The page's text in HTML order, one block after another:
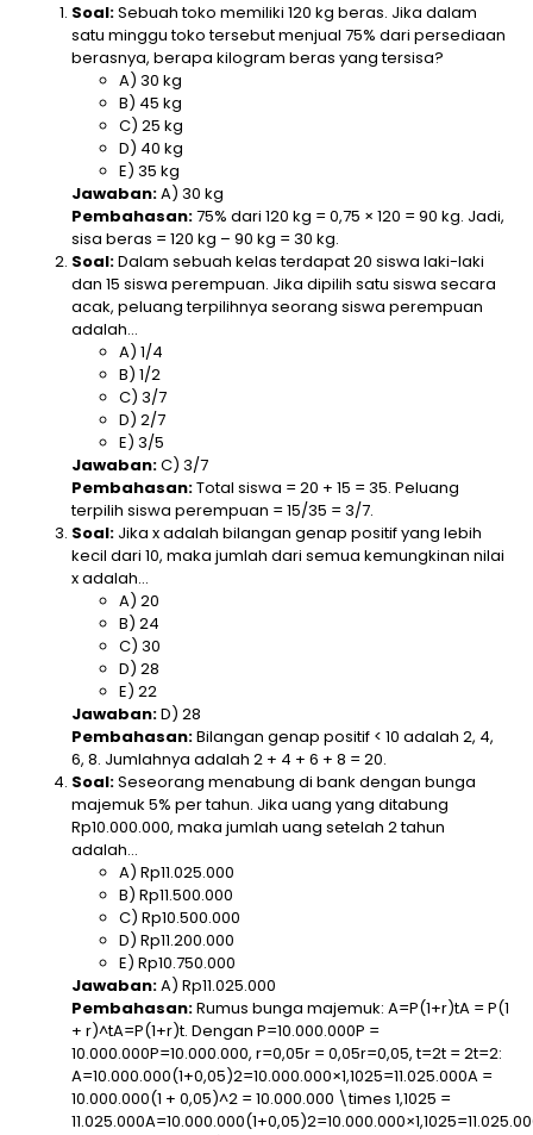
Soal:Sebuah toko memiliki 120 kg beras. Jika dalam
satu minggu toko tersebut menjual 75% dari persediaan
berasnya, berapa kilogram beras yang tersisa?
A) 30 kg
B) 45 kg
C) 25 kg
D) 40 kg
E) 35 kg
Jawaban:A) 30 kg
Pembahasan:75% dari 120 kg = 0,75 × 120 = 90 kg. Jadi,
sisa beras = 120 kg – 90 kg = 30 kg.
Soal:Dalam sebuah kelas terdapat 20 siswa laki-laki
dan 15 siswa perempuan. Jika dipilih satu siswa secara
acak, peluang terpilihnya seorang siswa perempuan
adalah…
A) 1/4
B) 1/2
C) 3/7
D) 2/7
E) 3/5
Jawaban:C) 3/7
Pembahasan:Total siswa = 20 + 15 = 35. Peluang
terpilih siswa perempuan = 15/35 = 3/7.
Soal: Jika x adalah bilangan genap positif yang lebih
kecil dari 10, maka jumlah dari semua kemungkinan nilai
x adalah…
A) 20
B) 24
C) 30
D) 28
E) 22
Jawaban:D) 28
Pembahasan:Bilangan genap positif < 10 adalah 2, 4,
6, 8. Jumlahnya adalah 2 + 4 + 6 + 8 = 20.
Soal:Seseorang menabung di bank dengan bunga
majemuk 5% per tahun. Jika uang yang ditabung
Rp10.000.000, maka jumlah uang setelah 2 tahun
adalah…
A) Rp11.025.000
B) Rp11.500.000
C) Rp10.500.000
D) Rp11.200.000
E) Rp10.750.000
Jawaban:A) Rp11.025.000
Pembahasan:Rumus bunga majemuk: A=P(1+r)tA = P(1
+ r)^tA=P(1+r)t. Dengan P=10.000.000P =
10.000.000P=10.000.000, r=0,05r = 0,05r=0,05, t=2t = 2t=2:
A=10.000.000(1+0,05)2=10.000.000×1,1025=11.025.000A =
10.000.000(1 + 0,05)^2 = 10.000.000 \times 1,1025 =